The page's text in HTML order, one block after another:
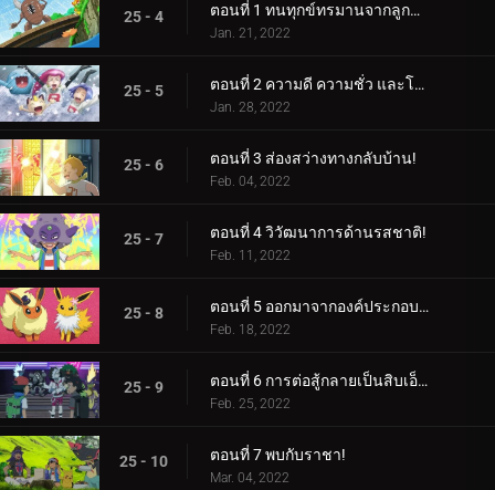
25 - 4 ตอนที่ 1 ทนทุกข์ทรมานจากลูกธนูและลูกธนู!
Jan. 21, 2022
25 - 5 ตอนที่ 2 ความดี ความชั่ว และโชคดี!
Jan. 28, 2022
25 - 6 ตอนที่ 3 ส่องสว่างทางกลับบ้าน!
Feb. 04, 2022
25 - 7 ตอนที่ 4 วิวัฒนาการด้านรสชาติ!
Feb. 11, 2022
25 - 8 ตอนที่ 5 ออกมาจากองค์ประกอบของพวกเขา!
Feb. 18, 2022
25 - 9 ตอนที่ 6 การต่อสู้กลายเป็นสิบเอ็ด!
Feb. 25, 2022
25 - 10 ตอนที่ 7 พบกับราชา!
Mar. 04, 2022